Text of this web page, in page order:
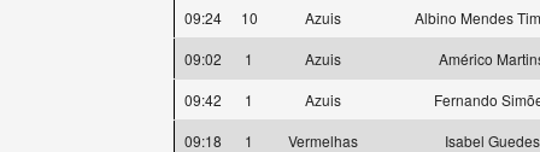
09:24
10 Azuis
Albino Mendes
09:02
1 Azuis
Américo
09:42
1 Azuis
Fernando
09:18
1 Vermelhas
Isabel Guedes